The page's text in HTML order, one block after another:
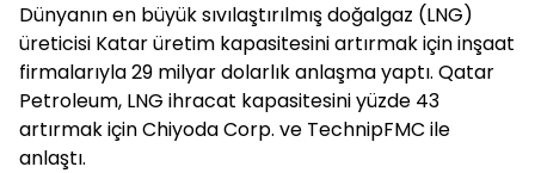
Dünyanın en büyük sıvılaştırılmış doğalgaz (LNG)
üreticisi Katar üretim kapasitesini artırmak için inşaat
firmalarıyla 29 milyar dolarlık anlaşma yaptı. Qatar
Petroleum, LNG ihracat kapasitesini yüzde 43
artırmak için Chiyoda Corp. ve TechnipFMC ile
anlaştı.